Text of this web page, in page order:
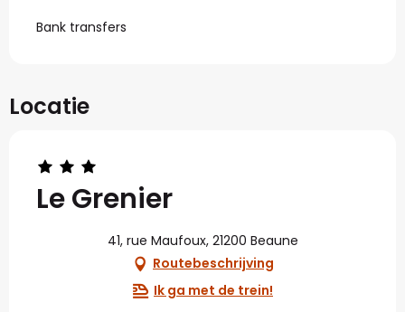
Bank transfers
Locatie
Le Grenier
41, rue Maufoux, 21200 Beaune
Routebeschrijving
Ik ga met de trein!